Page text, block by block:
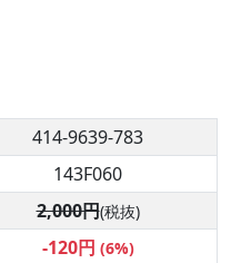
414-9639-783
143F060
2,000円(税抜)
-120円 (6%)